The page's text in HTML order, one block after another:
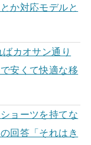
か対応モデルと
ばカオサン通り
安くて快適な移
ョーツを持てな
回答「それはき